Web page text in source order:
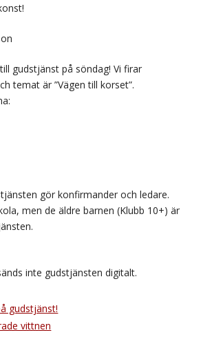
gudstjänst på söndag! Vi firar
temat är ”Vägen till korset”.
gör konfirmander och ledare.
men de äldre barnen (Klubb 10+) är
inte gudstjänsten digitalt.
gudstjänst!
vittnen